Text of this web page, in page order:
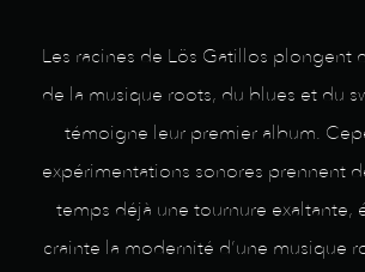
Les racines de Lös Gatillos plongent
de la musique roots, du blues et du
témoigne leur premier album.
expérimentations sonores prennent
temps déjà une tournure exaltante,
crainte la modernité d’une musique